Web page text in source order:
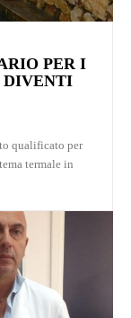
PER I
DIVENTI
qualificato per
termale in